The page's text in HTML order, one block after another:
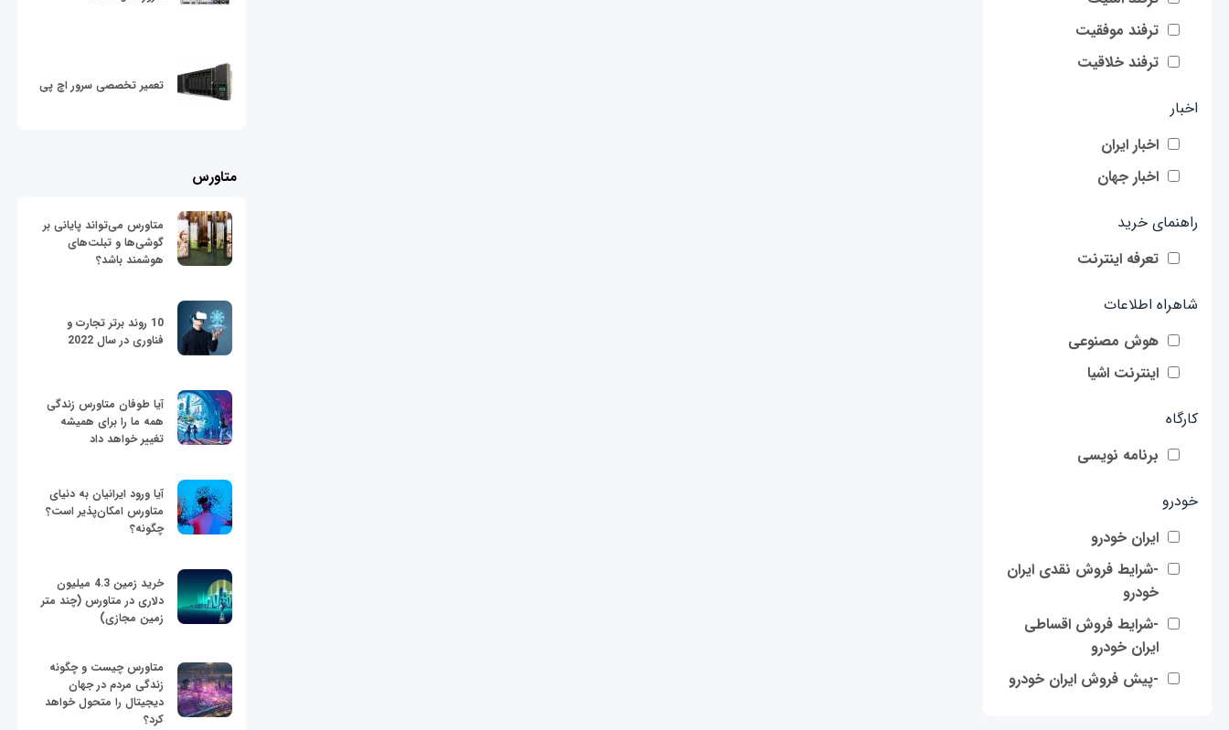
ترفند موفقیت
ترفند خلاقیت
اخبار
اخبار ایران
اخبار جهان
راهنمای خرید
تعرفه اینترنت
شاهراه اطلاعات
هوش مصنوعی
اینترنت اشیا
کارگاه
برنامه نویسی
خودرو
ایران خودرو
-شرایط فروش نقدی ایران
خودرو
-شرایط فروش اقساطی
ایران خودرو
-پیش فروش ایران خودرو
تعمیر تخصصی سرور اچ پی
متاورس
متاورس می‌تواند پایانی بر
گوشی‌ها و تبلت‌های
هوشمند باشد؟
10 روند برتر تجارت و
فناوری در سال 2022
آیا طوفان متاورس زندگی
همه ما را برای همیشه
تغییر خواهد داد
آیا ورود ایرانیان به دنیای
متاورس امکان‌پذیر است؟
چگونه؟
خرید زمین 4.3 میلیون
دلاری در متاورس (چند متر
زمین مجازی)
متاورس چیست و چگونه
زندگی مردم در جهان
دیجیتال را متحول خواهد
کرد؟